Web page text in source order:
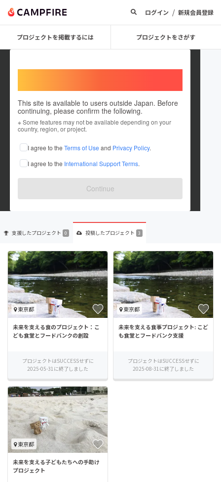
ログイン / 新規会員登録
プロジェクトを掲載するには プロジェクトをさがす
This site is available to users outside Japan. Before
continuing, please confirm the following.
※ Some features may not be available depending on your
country, region, or project.
I agree to the Terms of Use and Privacy Policy.
I agree to the International Support Terms.
Continue
room502
これまでに3件のプロジェクトを投稿しています
在住国：日本 現在地：東京都
出身国：日本 出身地：高知県
美味しいもの食べて良く寝て元気元気！！
支援したプロジェクト 0 投稿したプロジェクト 3
東京都
未来を支える食のプロジェクト：こ
ども食堂とフードバンクの創設
プロジェクトはSUCCESSせずに
2025-05-31に終了しました
東京都
未来を支える食事プロジェクト: こど
も食堂とフードバンク支援
プロジェクトはSUCCESSせずに
2025-08-31に終了しました
東京都
未来を支える子どもたちへの手助け
プロジェクト